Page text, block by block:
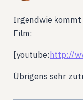
Irgendwie kommt
Film:
[youtube:http://
Übrigens sehr